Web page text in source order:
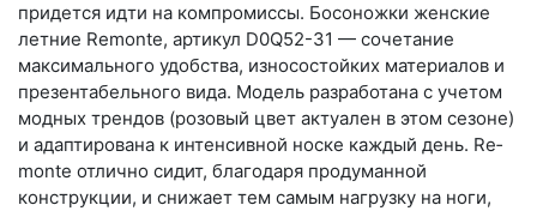
придется идти на компромиссы. Босоножки женские
летние Remonte, артикул D0Q52-31 — сочетание
максимального удобства, износостойких материалов и
презентабельного вида. Модель разработана с учетом
модных трендов (ро­зовый цвет актуален в этом сезоне)
и адаптирована к интенсивной носке каждый день. Re­
mon­te отлично сидит, благодаря продуманной
конструкции, и снижает тем самым нагрузку на ноги,